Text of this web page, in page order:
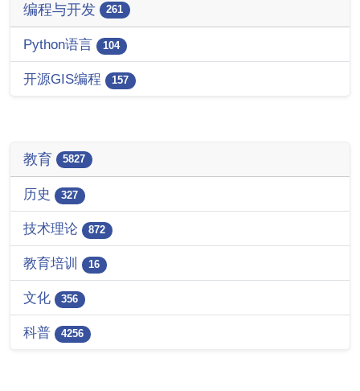
编程与开发 261
Python语言 104
开源GIS编程 157
教育 5827
历史 327
技术理论 872
教育培训 16
文化 356
科普 4256